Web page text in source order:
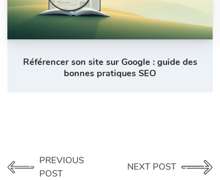
Référencer son site sur Google : guide des
bonnes pratiques SEO
PREVIOUS
POST
NEXT POST